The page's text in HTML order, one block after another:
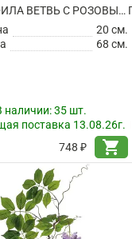
ГИПСОФИЛА ВЕТВЬ С РОЗОВЫМИ ЦВЕТАМИ ИСКУССТВЕННАЯ
20 см.
68 см.
наличии:35 шт.
поставка 13.08.26г.
748 ₽
shopping_cart